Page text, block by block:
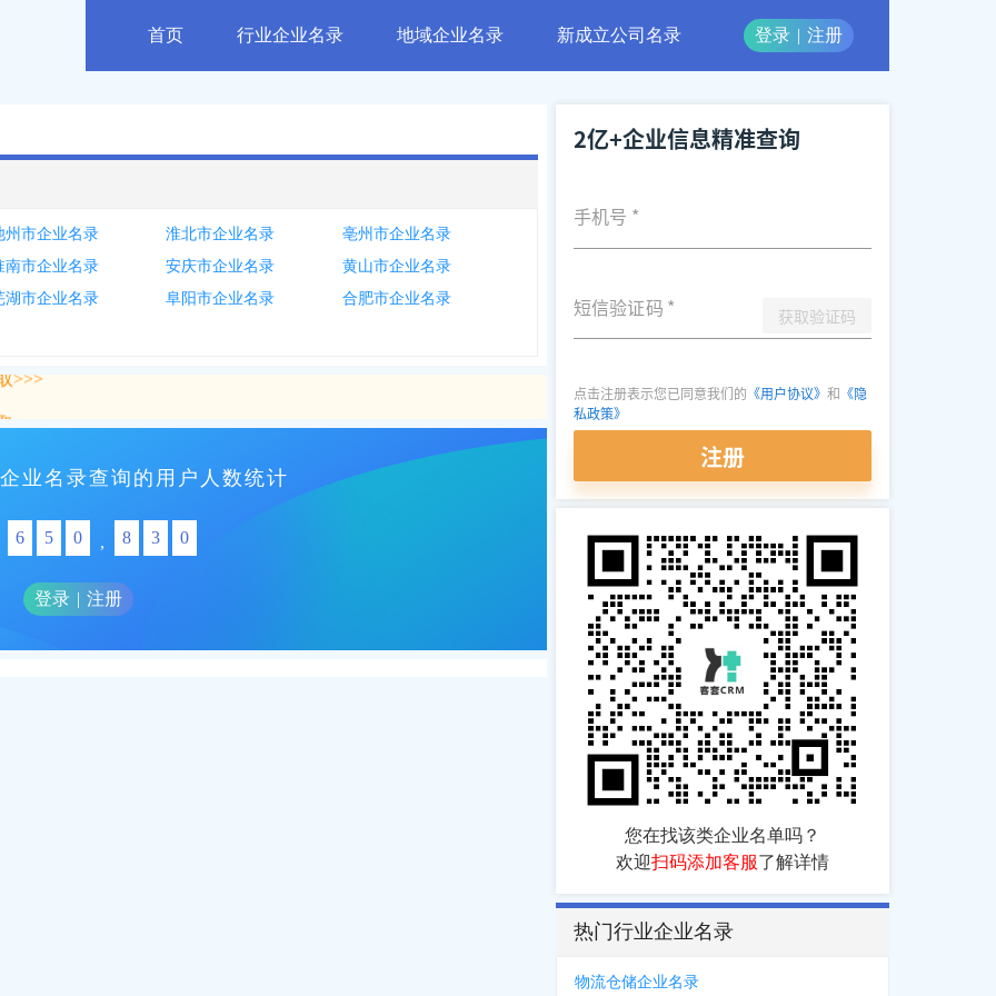
首页 行业企业名录 地域企业名录 新成立公司名录 登录 | 注册
州市企业名录 淮北市企业名录
亳州市企业名录
南市企业名录
安庆市企业名录
黄山市企业名录
湖市企业名录
阜阳市企业名录 合肥市企业名录
业名录查询的用户人数统计
6 5 0 , 8 3 0
登录 | 注册
2亿+企业信息精准查询
手机号 *
短信验证码 * 获取验证码
点击注册表示您已同意我们的 《用户协议》 和 《隐
私政策》
注册
您在找该类企业名单吗？
欢迎扫码添加客服了解详情
热门行业企业名录
物流仓储企业名录